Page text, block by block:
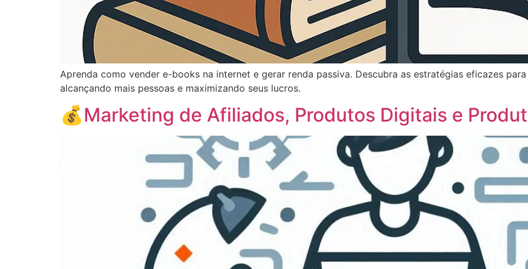
Aprenda como vender e-books na internet e gerar renda passiva. Descubra as estratégias eficazes
alcançando mais pessoas e maximizando seus lucros.
💰Marketing de Afiliados, Produtos Digitais e